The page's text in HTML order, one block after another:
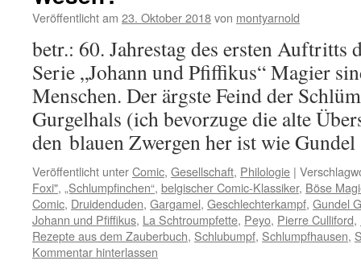
Veröffentlicht am 23. Oktober 2018von montyarnold
betr.: 60. Jahrestag des ersten Auftritts
Serie „Johann und Pfiffikus“ Magier
Menschen. Der ärgste Feind der
Gurgelhals (ich bevorzuge die alte
den blauen Zwergen her ist wie
Veröffentlicht unterComic, Gesellschaft, Philologie |
Foxi", „Schlumpfinchen“, belgischer Comic-Klassiker, Böse
Comic, Druidenduden, Gargamel, Geschlechterkampf, Gundel
Johann und Pfiffikus, La Schtroumpfette, Peyo, Pierre Culliford,
Rezepte aus dem Zauberbuch, Schlubumpf, Schlumpfhausen,
Kommentar hinterlassen